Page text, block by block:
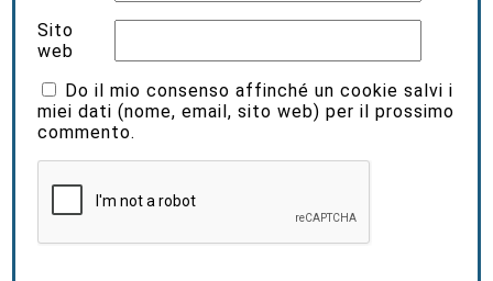
Sito
web
Do il mio consenso affinché un cookie salvi i
miei dati (nome, email, sito web) per il prossimo
commento.